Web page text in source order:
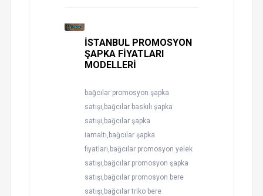
İSTANBUL PROMOSYON
ŞAPKA FİYATLARI
MODELLERİ
bağcılar promosyon şapka
satışı,bağcılar baskılı şapka
satışı,bağcılar şapka
iamaltı,bağcılar şapka
fiyatları,bağcılar promosyon yelek
satışı,bağcılar promosyon şapka
satışı,bağcılar promosyon bere
satışı,bağcılar triko bere